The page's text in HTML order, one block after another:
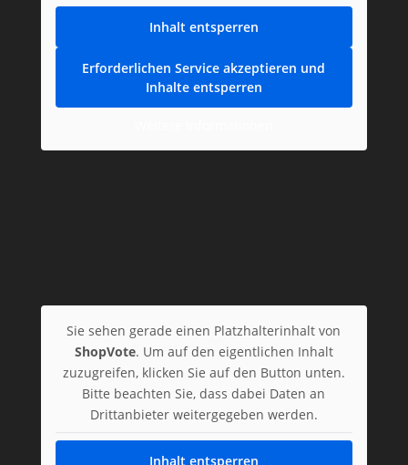
Inhalt entsperren
Erforderlichen Service akzeptieren und
Inhalte entsperren
Sie sehen gerade einen Platzhalterinhalt von
ShopVote. Um auf den eigentlichen Inhalt
zuzugreifen, klicken Sie auf den Button unten.
Bitte beachten Sie, dass dabei Daten an
Drittanbieter weitergegeben werden.
Inhalt entsperren